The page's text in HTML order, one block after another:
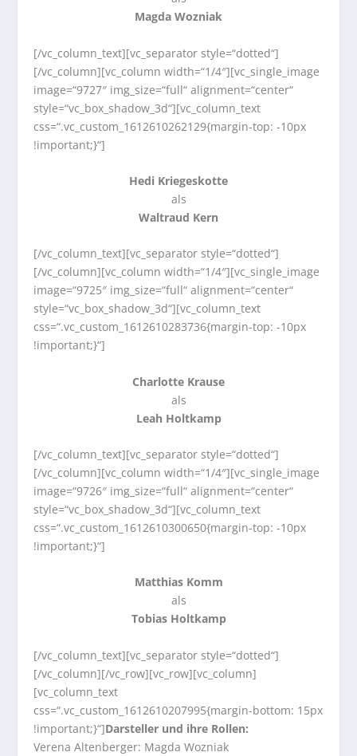
Magda Wozniak
[/vc_column_text][vc_separator style=“dotted“]
[/vc_column][vc_column width=“1/4″][vc_single_image
image=“9727″ img_size=“full“ alignment=“center“
style=“vc_box_shadow_3d“][vc_column_text
css=“.vc_custom_1612610262129{margin-top: -10px
!important;}“]
Hedi Kriegeskotte
als
Waltraud Kern
[/vc_column_text][vc_separator style=“dotted“]
[/vc_column][vc_column width=“1/4″][vc_single_image
image=“9725″ img_size=“full“ alignment=“center“
style=“vc_box_shadow_3d“][vc_column_text
css=“.vc_custom_1612610283736{margin-top: -10px
!important;}“]
Charlotte Krause
als
Leah Holtkamp
[/vc_column_text][vc_separator style=“dotted“]
[/vc_column][vc_column width=“1/4″][vc_single_image
image=“9726″ img_size=“full“ alignment=“center“
style=“vc_box_shadow_3d“][vc_column_text
css=“.vc_custom_1612610300650{margin-top: -10px
!important;}“]
Matthias Komm
als
Tobias Holtkamp
[/vc_column_text][vc_separator style=“dotted“]
[/vc_column][/vc_row][vc_row][vc_column]
[vc_column_text
css=“.vc_custom_1612610207995{margin-bottom: 15px
!important;}“]Darsteller und ihre Rollen:
Verena Altenberger: Magda Wozniak